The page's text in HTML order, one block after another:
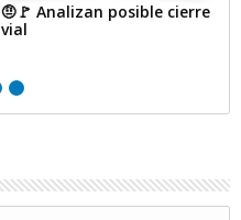
🤨🚩 Analizan posible cierre
vial